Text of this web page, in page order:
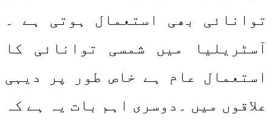
توانائی بھی استعمال ہوتی ہے ۔
آسٹریلیا میں شمسی توانائی کا
استعمال عام ہے خاص طور پر دیہی
علاقوں میں ۔دوسری اہم بات یہ ہے کہ